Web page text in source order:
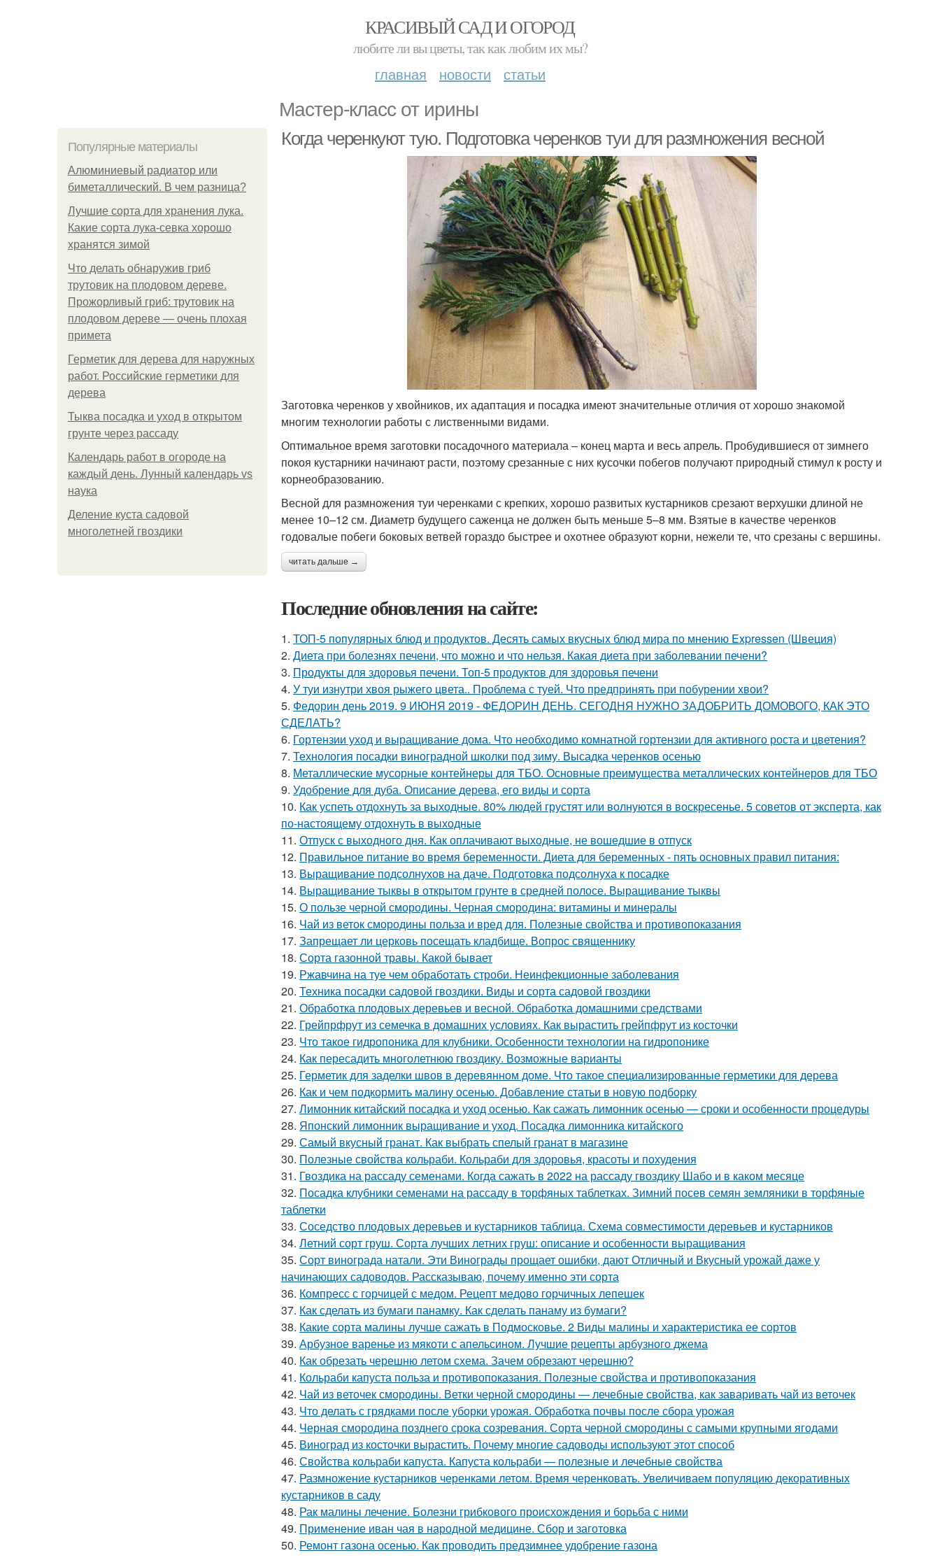
КРАСИВЫЙ САД И ОГОРОД
любите ли вы цветы, так как любим их мы?
главная новости статьи
Мастер-класс от ирины
Популярные материалы
Алюминиевый радиатор или
биметаллический. В чем разница?
Лучшие сорта для хранения лука.
Какие сорта лука-севка хорошо
хранятся зимой
Что делать обнаружив гриб
трутовик на плодовом дереве.
Прожорливый гриб: трутовик на
плодовом дереве — очень плохая
примета
Герметик для дерева для наружных
работ. Российские герметики для
дерева
Тыква посадка и уход в открытом
грунте через рассаду
Календарь работ в огороде на
каждый день. Лунный календарь vs
наука
Деление куста садовой
многолетней гвоздики
Когда черенкуют тую. Подготовка черенков туи для размножения весной
Заготовка черенков у хвойников, их адаптация и посадка имеют значительные отличия от хорошо знакомой
многим технологии работы с лиственными видами.
Оптимальное время заготовки посадочного материала – конец марта и весь апрель. Пробудившиеся от зимнего
покоя кустарники начинают расти, поэтому срезанные с них кусочки побегов получают природный стимул к росту и
корнеобразованию.
Весной для размножения туи черенками с крепких, хорошо развитых кустарников срезают верхушки длиной не
менее 10–12 см. Диаметр будущего саженца не должен быть меньше 5–8 мм. Взятые в качестве черенков
годовалые побеги боковых ветвей гораздо быстрее и охотнее образуют корни, нежели те, что срезаны с вершины.
читать дальше →
Последние обновления на сайте:
1. ТОП-5 популярных блюд и продуктов. Десять самых вкусных блюд мира по мнению Expressen (Швеция)
2. Диета при болезнях печени, что можно и что нельзя. Какая диета при заболевании печени?
3. Продукты для здоровья печени. Топ-5 продуктов для здоровья печени
4. У туи изнутри хвоя рыжего цвета.. Проблема с туей. Что предпринять при побурении хвои?
5. Федорин день 2019. 9 ИЮНЯ 2019 - ФЕДОРИН ДЕНЬ. СЕГОДНЯ НУЖНО ЗАДОБРИТЬ ДОМОВОГО, КАК ЭТО
СДЕЛАТЬ?
6. Гортензии уход и выращивание дома. Что необходимо комнатной гортензии для активного роста и цветения?
7. Технология посадки виноградной школки под зиму. Высадка черенков осенью
8. Металлические мусорные контейнеры для ТБО. Основные преимущества металлических контейнеров для ТБО
9. Удобрение для дуба. Описание дерева, его виды и сорта
10. Как успеть отдохнуть за выходные. 80% людей грустят или волнуются в воскресенье. 5 советов от эксперта, как
по-настоящему отдохнуть в выходные
11. Отпуск с выходного дня. Как оплачивают выходные, не вошедшие в отпуск
12. Правильное питание во время беременности. Диета для беременных - пять основных правил питания:
13. Выращивание подсолнухов на даче. Подготовка подсолнуха к посадке
14. Выращивание тыквы в открытом грунте в средней полосе. Выращивание тыквы
15. О пользе черной смородины. Черная смородина: витамины и минералы
16. Чай из веток смородины польза и вред для. Полезные свойства и противопоказания
17. Запрещает ли церковь посещать кладбище. Вопрос священнику
18. Сорта газонной травы. Какой бывает
19. Ржавчина на туе чем обработать строби. Неинфекционные заболевания
20. Техника посадки садовой гвоздики. Виды и сорта садовой гвоздики
21. Обработка плодовых деревьев и весной. Обработка домашними средствами
22. Грейпрфрут из семечка в домашних условиях. Как вырастить грейпфрут из косточки
23. Что такое гидропоника для клубники. Особенности технологии на гидропонике
24. Как пересадить многолетнюю гвоздику. Возможные варианты
25. Герметик для заделки швов в деревянном доме. Что такое специализированные герметики для дерева
26. Как и чем подкормить малину осенью. Добавление статьи в новую подборку
27. Лимонник китайский посадка и уход осенью. Как сажать лимонник осенью — сроки и особенности процедуры
28. Японский лимонник выращивание и уход. Посадка лимонника китайского
29. Самый вкусный гранат. Как выбрать спелый гранат в магазине
30. Полезные свойства кольраби. Кольраби для здоровья, красоты и похудения
31. Гвоздика на рассаду семенами. Когда сажать в 2022 на рассаду гвоздику Шабо и в каком месяце
32. Посадка клубники семенами на рассаду в торфяных таблетках. Зимний посев семян земляники в торфяные
таблетки
33. Соседство плодовых деревьев и кустарников таблица. Схема совместимости деревьев и кустарников
34. Летний сорт груш. Сорта лучших летних груш: описание и особенности выращивания
35. Сорт винограда натали. Эти Винограды прощает ошибки, дают Отличный и Вкусный урожай даже у
начинающих садоводов. Рассказываю, почему именно эти сорта
36. Компресс с горчицей с медом. Рецепт медово горчичных лепешек
37. Как сделать из бумаги панамку. Как сделать панаму из бумаги?
38. Какие сорта малины лучше сажать в Подмосковье. 2 Виды малины и характеристика ее сортов
39. Арбузное варенье из мякоти с апельсином. Лучшие рецепты арбузного джема
40. Как обрезать черешню летом схема. Зачем обрезают черешню?
41. Кольраби капуста польза и противопоказания. Полезные свойства и противопоказания
42. Чай из веточек смородины. Ветки черной смородины — лечебные свойства, как заваривать чай из веточек
43. Что делать с грядками после уборки урожая. Обработка почвы после сбора урожая
44. Черная смородина позднего срока созревания. Сорта черной смородины с самыми крупными ягодами
45. Виноград из косточки вырастить. Почему многие садоводы используют этот способ
46. Свойства кольраби капуста. Капуста кольраби — полезные и лечебные свойства
47. Размножение кустарников черенками летом. Время черенковать. Увеличиваем популяцию декоративных
кустарников в саду
48. Рак малины лечение. Болезни грибкового происхождения и борьба с ними
49. Применение иван чая в народной медицине. Сбор и заготовка
50. Ремонт газона осенью. Как проводить предзимнее удобрение газона